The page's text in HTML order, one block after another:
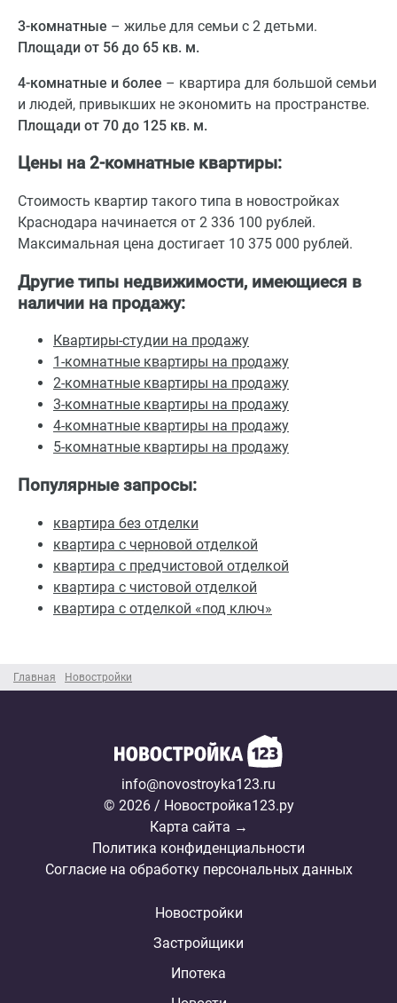
Главная Новостройки
3-комнатные – жилье для семьи с 2 детьми.
Площади от 56 до 65 кв. м.
4-комнатные и более – квартира для большой семьи
и людей, привыкших не экономить на пространстве.
Площади от 70 до 125 кв. м.
Цены на 2-комнатные квартиры:
Стоимость квартир такого типа в новостройках
Краснодара начинается от 2 336 100 рублей.
Максимальная цена достигает 10 375 000 рублей.
Другие типы недвижимости, имеющиеся в
наличии на продажу:
Квартиры-студии на продажу
1-комнатные квартиры на продажу
2-комнатные квартиры на продажу
3-комнатные квартиры на продажу
4-комнатные квартиры на продажу
5-комнатные квартиры на продажу
Популярные запросы:
квартира без отделки
квартира с черновой отделкой
квартира с предчистовой отделкой
квартира с чистовой отделкой
квартира с отделкой «под ключ»
info@novostroyka123.ru
© 2026 / Новостройка123.ру
Карта сайта →
Политика конфиденциальности
Согласие на обработку персональных данных
Новостройки
Застройщики
Ипотека